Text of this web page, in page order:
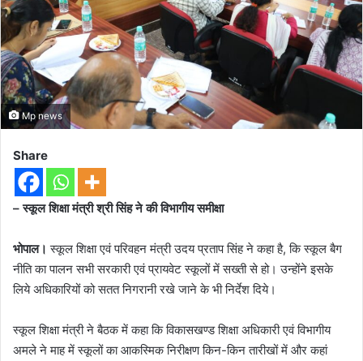
Mp news
Share
– स्कूल शिक्षा मंत्री श्री सिंह ने की विभागीय समीक्षा
भोपाल। स्कूल शिक्षा एवं परिवहन मंत्री उदय प्रताप सिंह ने कहा है, कि स्कूल बैग
नीति का पालन सभी सरकारी एवं प्रायवेट स्कूलों में सख्ती से हो। उन्होंने इसके
लिये अधिकारियों को सतत निगरानी रखे जाने के भी निर्देश दिये।
स्कूल शिक्षा मंत्री ने बैठक में कहा कि विकासखण्ड शिक्षा अधिकारी एवं विभागीय
अमले ने माह में स्कूलों का आकस्मिक निरीक्षण किन-किन तारीखों में और कहां